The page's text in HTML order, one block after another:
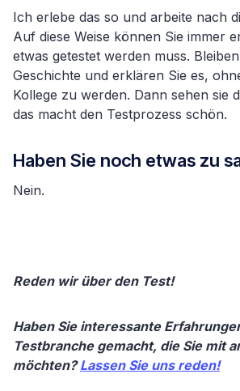
Ich erlebe das so und arbeite nach
Auf diese Weise können Sie immer
etwas getestet werden muss.
Geschichte und erklären Sie es,
Kollege zu werden. Dann sehen sie
das macht den Testprozess schön.
Haben Sie noch etwas zu
Nein.
Reden wir über den Test!
Haben Sie interessante
Testbranche gemacht, die Sie mit
möchten?Lassen Sie uns reden!